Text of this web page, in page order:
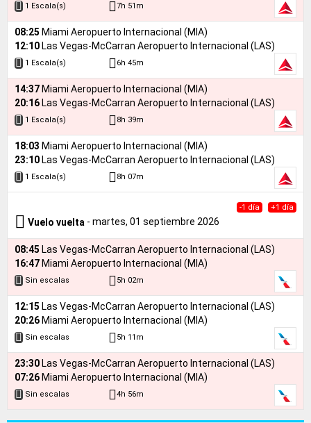
1 Escala(s) 7h 51m
08:25 Miami Aeropuerto Internacional (MIA)
12:10 Las Vegas-McCarran Aeropuerto Internacional (LAS)
1 Escala(s) 6h 45m
14:37 Miami Aeropuerto Internacional (MIA)
20:16 Las Vegas-McCarran Aeropuerto Internacional (LAS)
1 Escala(s) 8h 39m
18:03 Miami Aeropuerto Internacional (MIA)
23:10 Las Vegas-McCarran Aeropuerto Internacional (LAS)
1 Escala(s) 8h 07m
-1 día +1 día
Vuelo vuelta - martes, 01 septiembre 2026
08:45 Las Vegas-McCarran Aeropuerto Internacional (LAS)
16:47 Miami Aeropuerto Internacional (MIA)
Sin escalas 5h 02m
12:15 Las Vegas-McCarran Aeropuerto Internacional (LAS)
20:26 Miami Aeropuerto Internacional (MIA)
Sin escalas 5h 11m
23:30 Las Vegas-McCarran Aeropuerto Internacional (LAS)
07:26 Miami Aeropuerto Internacional (MIA)
Sin escalas 4h 56m